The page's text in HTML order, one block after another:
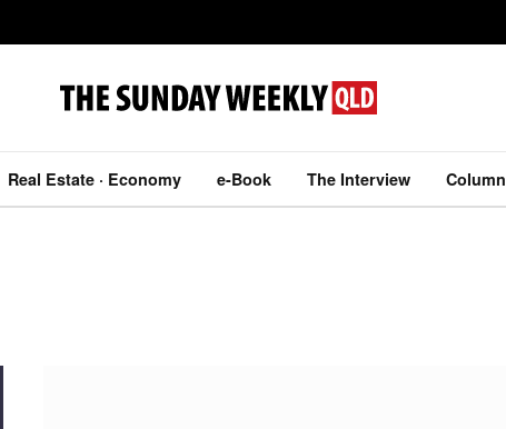
Real Estate · Economy e-Book The Interview Column